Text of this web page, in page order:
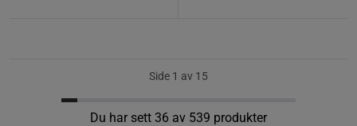
Side 1 av 15
Du har sett 36 av 539 produkter